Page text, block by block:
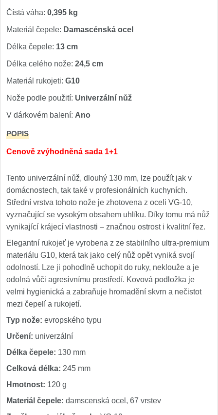
Čístá váha: 0,395 kg
Materiál čepele: Damascénská ocel
Délka čepele: 13 cm
Délka celého nože: 24,5 cm
Materiál rukojeti: G10
Nože podle použití: Univerzální nůž
V dárkovém balení: Ano
POPIS
Cenově zvýhodněná sada 1+1
Tento univerzální nůž, dlouhý 130 mm, lze použít jak v
domácnostech, tak také v profesionálních kuchyních.
Střední vrstva tohoto nože je zhotovena z oceli VG-10,
vyznačující se vysokým obsahem uhlíku. Díky tomu má nůž
vynikající krájecí vlastnosti – značnou ostrost i kvalitní řez.
Elegantní rukojeť je vyrobena z ze stabilního ultra-premium
materiálu G10, která tak jako celý nůž opět vyniká svojí
odolností. Lze ji pohodlně uchopit do ruky, neklouže a je
odolná vůči agresivnímu prostředí. Kovová podložka je
velmi hygienická a zabraňuje hromadění skvrn a nečistot
mezi čepelí a rukojetí.
Typ nože: evropského typu
Určení: univerzální
Délka čepele: 130 mm
Celková délka: 245 mm
Hmotnost: 120 g
Materiál čepele: damscenská ocel, 67 vrstev